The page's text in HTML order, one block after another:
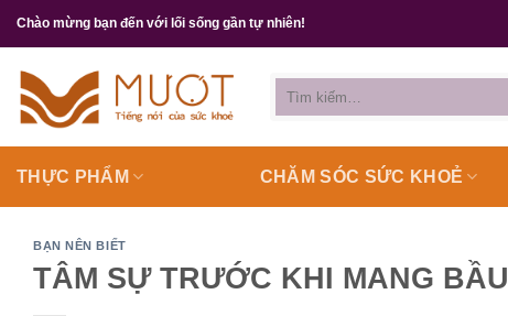
Chuyển
nội
dung
Chào mừng bạn đến với lối sống gần tự nhiên!
THỰC PHẨM CHĂM SÓC SỨC KHOẺ
BẠN NÊN BIẾT
TÂM SỰ TRƯỚC KHI MANG BẦU